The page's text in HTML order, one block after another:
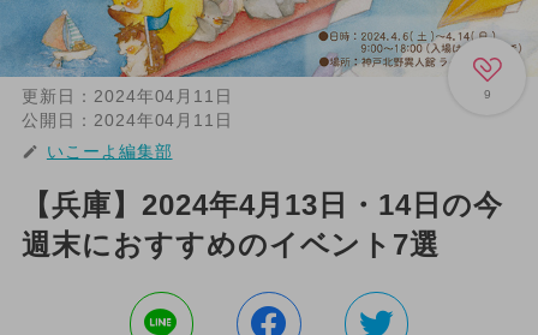
9
更新日： 2024年04月11日
公開日： 2024年04月11日
いこーよ編集部
【兵庫】2024年4月13日・14日の今
週末におすすめのイベント7選